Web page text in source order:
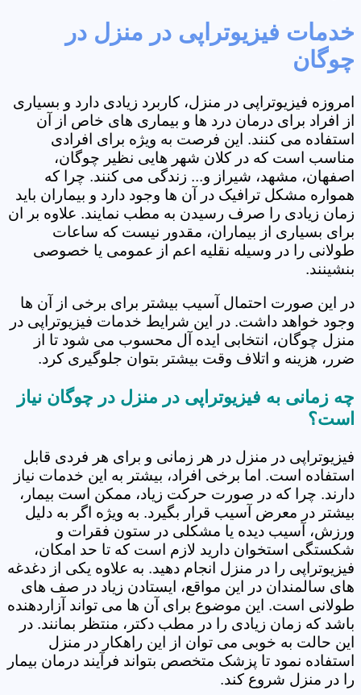
خدمات فیزیوتراپی در منزل در
چوگان
امروزه فیزیوتراپی در منزل، کاربرد زیادی دارد و بسیاری
از افراد برای درمان درد ها و بیماری های خاص از آن
استفاده می کنند. این فرصت به ویژه برای افرادی
مناسب است که در کلان شهر هایی نظیر چوگان،
اصفهان، مشهد، شیراز و... زندگی می کنند. چرا که
همواره مشکل ترافیک در آن ها وجود دارد و بیماران باید
زمان زیادی را صرف رسیدن به مطب نمایند. علاوه بر ان
برای بسیاری از بیماران، مقدور نیست که ساعات
طولانی را در وسیله نقلیه اعم از عمومی یا خصوصی
بنشینند.
در این صورت احتمال آسیب بیشتر برای برخی از آن ها
وجود خواهد داشت. در این شرایط خدمات فیزیوتراپی در
منزل چوگان، انتخابی ایده آل محسوب می شود تا از
ضرر، هزینه و اتلاف وقت بیشتر بتوان جلوگیری کرد.
چه زمانی به فیزیوتراپی در منزل در چوگان نیاز
است؟
فیزیوتراپی در منزل در هر زمانی و برای هر فردی قابل
استفاده است. اما برخی افراد، بیشتر به این خدمات نیاز
دارند. چرا که در صورت حرکت زیاد، ممکن است بیمار،
بیشتر در معرض آسیب قرار بگیرد. به ویژه اگر به دلیل
ورزش، آسیب دیده یا مشکلی در ستون فقرات و
شکستگی استخوان دارید لازم است که تا حد امکان،
فیزیوتراپی را در منزل انجام دهید. به علاوه یکی از دغدغه
های سالمندان در این مواقع، ایستادن زیاد در صف های
طولانی است. این موضوع برای آن ها می تواند آزاردهنده
باشد که زمان زیادی را در مطب دکتر، منتظر بمانند. در
این حالت به خوبی می توان از این راهکار در منزل
استفاده نمود تا پزشک متخصص بتواند فرآیند درمان بیمار
را در منزل شروع کند.